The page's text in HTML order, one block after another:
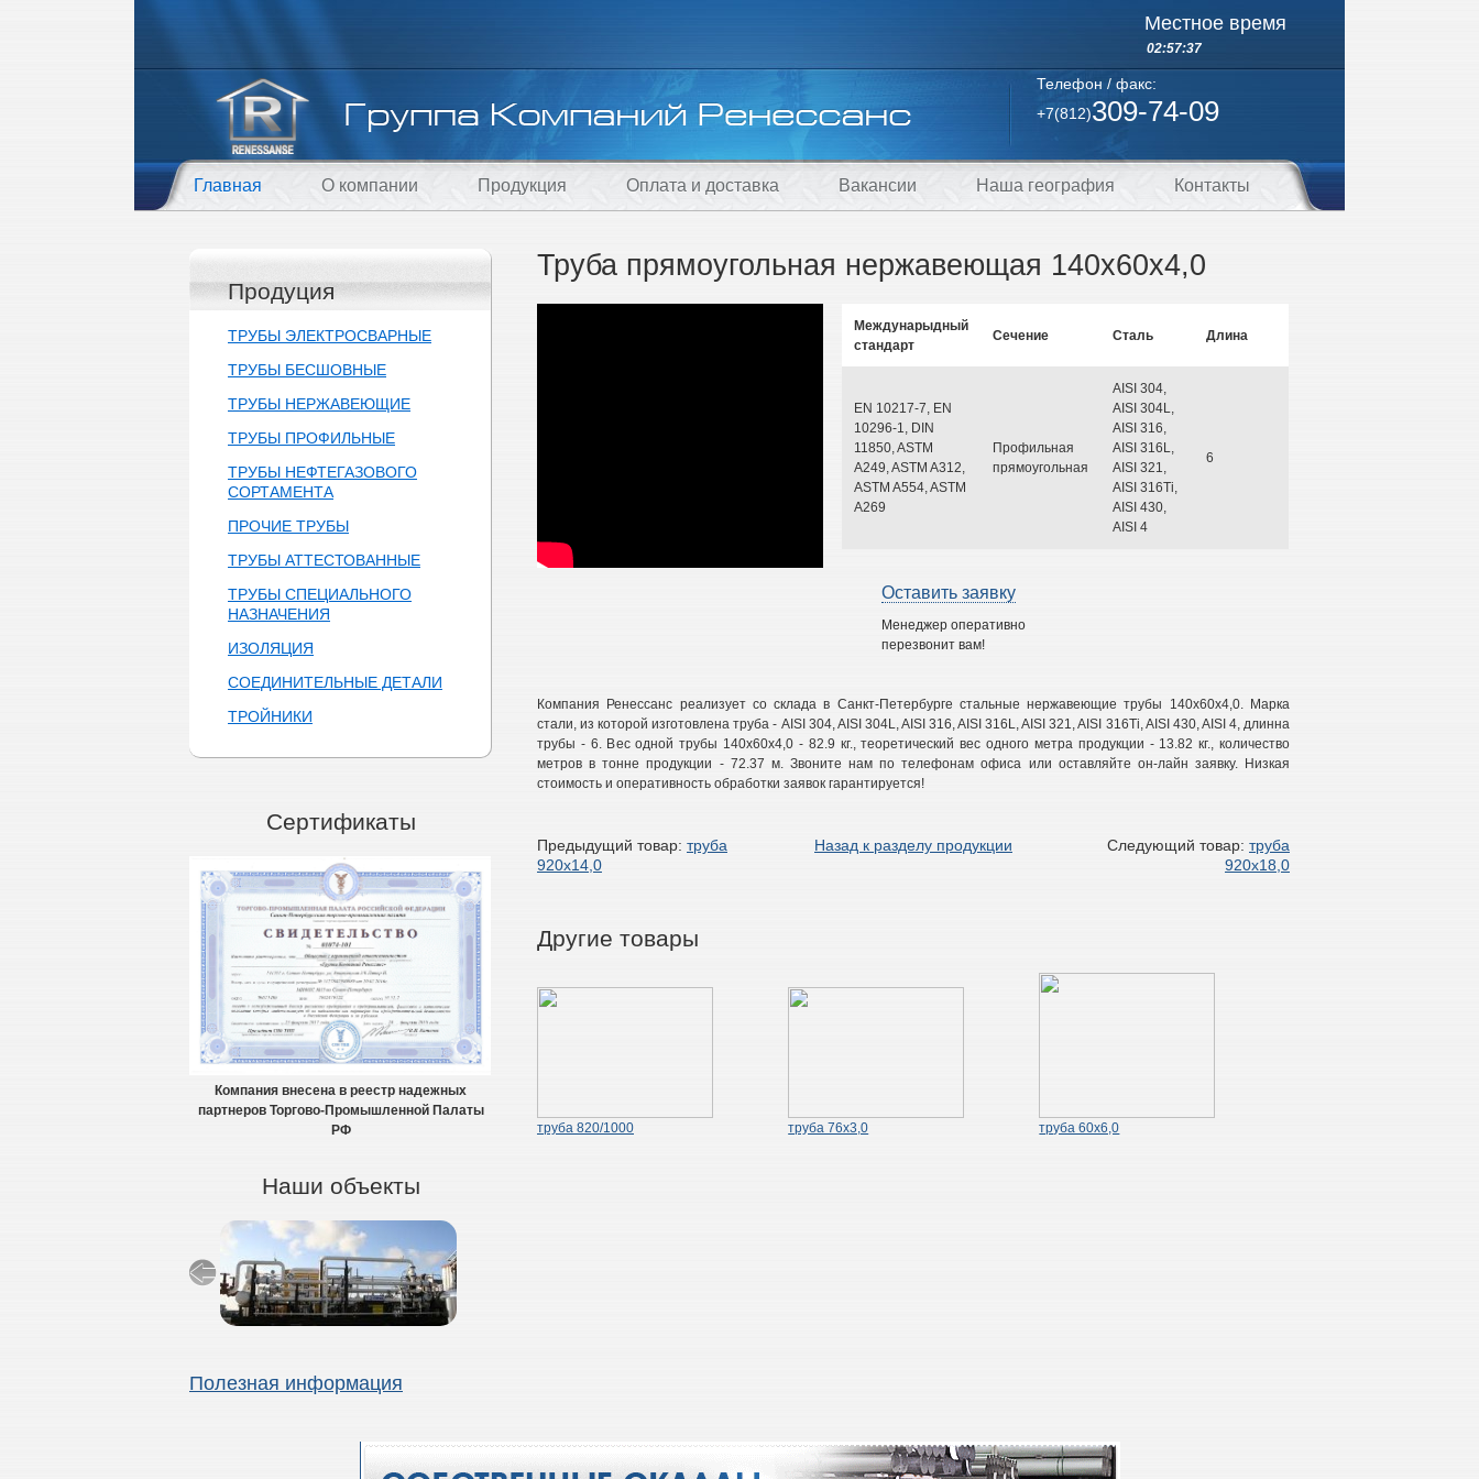
Местное время
02:57:37
Телефон / факс:
+7(812)309-74-09
Главная О компании Продукция Оплата и доставка Вакансии Наша география Контакты
Продуция
ТРУБЫ ЭЛЕКТРОСВАРНЫЕ
ТРУБЫ БЕСШОВНЫЕ
ТРУБЫ НЕРЖАВЕЮЩИЕ
ТРУБЫ ПРОФИЛЬНЫЕ
ТРУБЫ НЕФТЕГАЗОВОГО
СОРТАМЕНТА
ПРОЧИЕ ТРУБЫ
ТРУБЫ АТТЕСТОВАННЫЕ
ТРУБЫ СПЕЦИАЛЬНОГО
НАЗНАЧЕНИЯ
ИЗОЛЯЦИЯ
СОЕДИНИТЕЛЬНЫЕ ДЕТАЛИ
ТРОЙНИКИ
Сертификаты
Компания внесена в реестр надежных
партнеров Торгово-Промышленной Палаты
РФ
Наши объекты
Полезная информация
Труба прямоугольная нержавеющая 140х60х4,0
Междунарыдный
стандарт
Сечение Сталь Длина
EN 10217-7, EN
10296-1, DIN
11850, ASTM
A249, ASTM A312,
ASTM A554, ASTM
A269
Профильная
прямоугольная
AISI 304,
AISI 304L,
AISI 316,
AISI 316L,
AISI 321,
AISI 316Ti,
AISI 430,
AISI 4
6
Оставить заявку
Менеджер оперативно
перезвонит вам!
Компания Ренессанс реализует со склада в Санкт-Петербурге стальные нержавеющие трубы 140х60х4,0. Марка
стали, из которой изготовлена труба - AISI 304, AISI 304L, AISI 316, AISI 316L, AISI 321, AISI 316Ti, AISI 430, AISI 4, длинна
трубы - 6. Вес одной трубы 140х60х4,0 - 82.9 кг., теоретический вес одного метра продукции - 13.82 кг., количество
метров в тонне продукции - 72.37 м. Звоните нам по телефонам офиса или оставляйте он-лайн заявку. Низкая
стоимость и оперативность обработки заявок гарантируется!
Предыдущий товар: труба
920х14,0
Назад к разделу продукции Следующий товар: труба
920х18,0
Другие товары
труба 820/1000 труба 76х3,0 труба 60х6,0